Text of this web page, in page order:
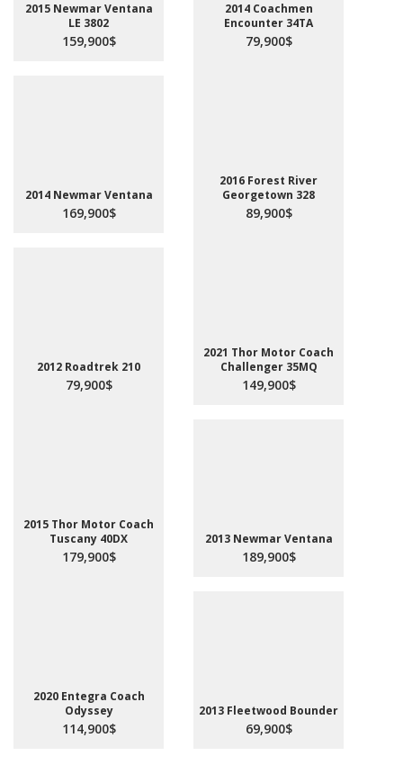
2015 Newmar Ventana
LE 3802
159,900$
2014 Coachmen
Encounter 34TA
79,900$
2014 Newmar Ventana
169,900$
2016 Forest River
Georgetown 328
89,900$
2012 Roadtrek 210
79,900$
2021 Thor Motor Coach
Challenger 35MQ
149,900$
2015 Thor Motor Coach
Tuscany 40DX
179,900$
2013 Newmar Ventana
189,900$
2020 Entegra Coach
Odyssey
114,900$
2013 Fleetwood Bounder
69,900$